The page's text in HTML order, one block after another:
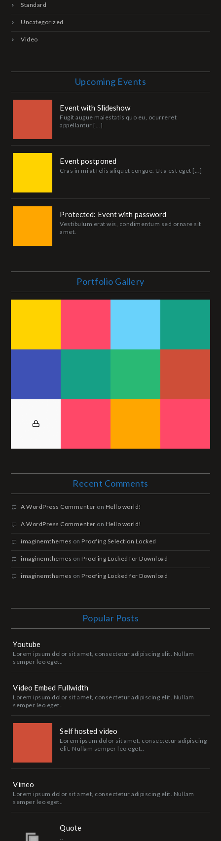
Standard
Uncategorized
Video
Upcoming Events
Event with Slideshow
Fugit augue maiestatis quo eu, ocurreret
appellantur [...]
Event postponed
Cras in mi at felis aliquet congue. Ut a est eget [...]
Protected: Event with password
Vestibulum erat wis, condimentum sed ornare sit
amet.
Portfolio Gallery
Recent Comments
A WordPress Commenter on Hello world!
A WordPress Commenter on Hello world!
imaginemthemes on Proofing Selection Locked
imaginemthemes on Proofing Locked for Download
imaginemthemes on Proofing Locked for Download
Popular Posts
Youtube
Lorem ipsum dolor sit amet, consectetur adipiscing elit. Nullam
semper leo eget..
Video Embed Fullwidth
Lorem ipsum dolor sit amet, consectetur adipiscing elit. Nullam
semper leo eget..
Self hosted video
Lorem ipsum dolor sit amet, consectetur adipiscing
elit. Nullam semper leo eget..
Vimeo
Lorem ipsum dolor sit amet, consectetur adipiscing elit. Nullam
semper leo eget..
Quote
..